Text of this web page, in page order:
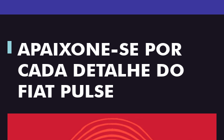
APAIXONE-SE POR
CADA DETALHE DO
FIAT PULSE